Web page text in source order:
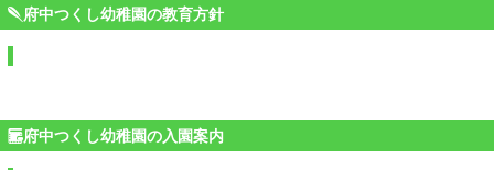
府中つくし幼稚園の教育方針
府中つくし幼稚園の入園案内